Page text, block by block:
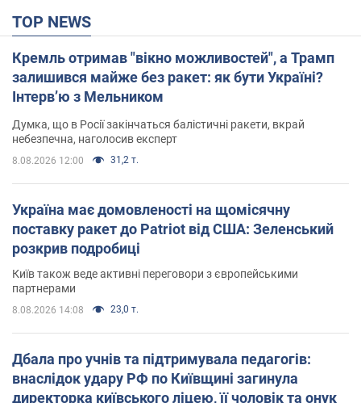
TOP NEWS
Кремль отримав "вікно можливостей", а Трамп
залишився майже без ракет: як бути Україні?
Інтерв’ю з Мельником
Думка, що в Росії закінчаться балістичні ракети, вкрай
небезпечна, наголосив експерт
8.08.2026 12:00 31,2 т.
Україна має домовленості на щомісячну
поставку ракет до Patriot від США: Зеленський
розкрив подробиці
Київ також веде активні переговори з європейськими
партнерами
8.08.2026 14:08 23,0 т.
Дбала про учнів та підтримувала педагогів:
внаслідок удару РФ по Київщині загинула
директорка київського ліцею, її чоловік та онук